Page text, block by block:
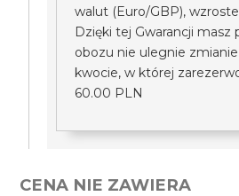
walut (Euro/GBP),
Dzięki tej Gwarancji masz
obozu nie ulegnie
kwocie, w której
60.00 PLN
CENA NIE ZAWIERA